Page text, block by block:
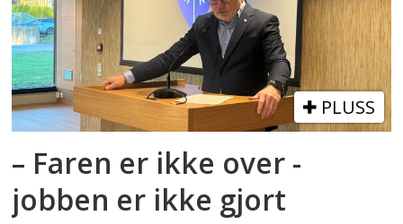
PLUSS
– Faren er ikke over -
jobben er ikke gjort